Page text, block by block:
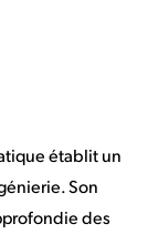
établit un
Son
des